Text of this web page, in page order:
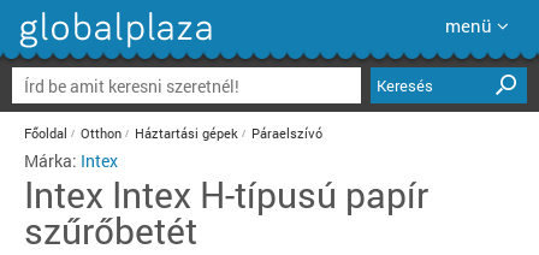
menü
Keresés
Főoldal Otthon Háztartási gépek Páraelszívó
Márka: Intex
Intex Intex H-típusú papír
szűrőbetét